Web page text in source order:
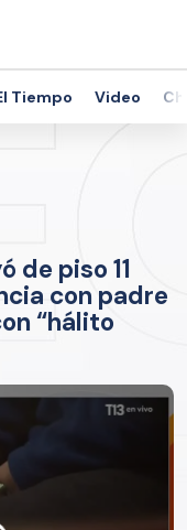
Tiempo Video
de piso 11
con padre
“hálito